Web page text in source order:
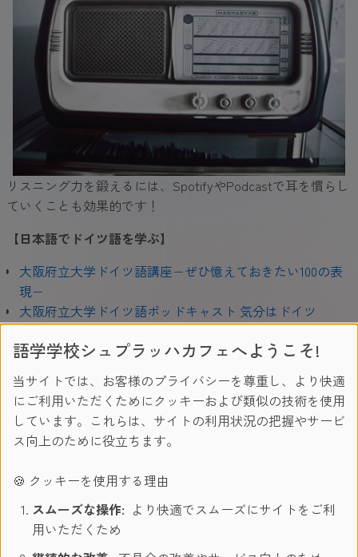
リスニング力を鍛えるには、SpotifyやPodcastで耳を慣らし
ていくことも効果的です！
【日本語でドイツ語を学ぶ】
大阪府立大学ドイツ語講座−ぜひ憶えておきたい100の表
現−
大阪府立大学ドイツ語ポッドキャスト 気分はドイツ
【ドイツ語でドイツ語を学ぶ】
Easy German
｜ ドイツ語学習者に人気のYoutubeを配信し
ているEasy Germanは、Podcastも配信しています。視聴
者の気になるトピックを取り上げます。
Langsam gesprochene Nachrichte
知ることもでき、ゆっくりと話されるので初中級の方にお
Slow German｜ドイツの文化やトレンドなどを中心とし
た、興味深いトピックごとに配信されています。タイトル
語学学校シュプラッハカフェへようこそ!
当サイトでは、お客様のプライバシーを尊重し、より快適
にご利用いただくためにクッキーおよび類似の技術を使用
しています。これらは、サイトの利用状況の把握やサービ
ス向上のために役立ちます。
🍪 クッキーを使用する理由
スムーズな操作: より快適でスムーズにサイトをご利
用いただくため